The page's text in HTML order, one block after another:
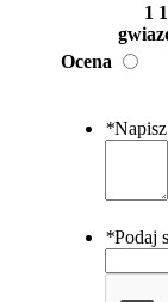
1 1
Ocena
*
*Podaj